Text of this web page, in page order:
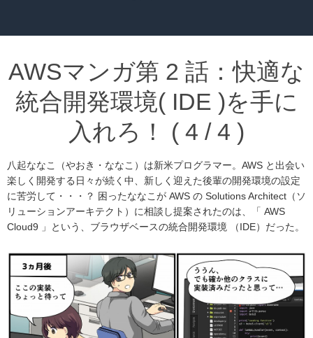
AWSマンガ第 2 話：快適な
統合開発環境( IDE )を手に
入れろ！ ( 4 / 4 )
八起ななこ（やおき・ななこ）は新米プログラマー。AWS と出会い
楽しく開発する日々が続く中、新しく迎えた後輩の開発環境の設定
に苦労して・・・？ 困ったななこが AWS の Solutions Architect（ソ
リューションアーキテクト）に相談し提案されたのは、「 AWS
Cloud9 」という、ブラウザベースの統合開発環境 （IDE）だった。